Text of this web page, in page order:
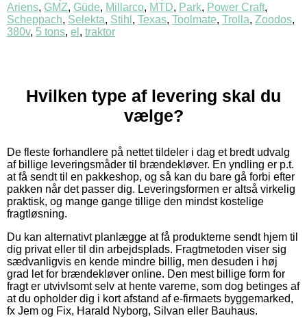
Ariens, GMZ, Güde, Millarco, MTD, Park, Power Craft,
Scheppach, Selekta, Stihl , Texas, Toolmate, Trolla, Zoodos,
380v, 5 tons, el , traktor
Hvilken type af levering skal du
vælge?
De fleste forhandlere på nettet tildeler i dag et bredt udvalg
af billige leveringsmåder til brændekløver. En yndling er p.t.
at få sendt til en pakkeshop, og så kan du bare gå forbi efter
pakken når det passer dig. Leveringsformen er altså virkelig
praktisk, og mange gange tillige den mindst kostelige
fragtløsning.
Du kan alternativt planlægge at få produkterne sendt hjem til
dig privat eller til din arbejdsplads. Fragtmetoden viser sig
sædvanligvis en kende mindre billig, men desuden i høj
grad let for brændekløver online. Den mest billige form for
fragt er utvivlsomt selv at hente varerne, som dog betinges af
at du opholder dig i kort afstand af e-firmaets byggemarked,
fx Jem og Fix, Harald Nyborg, Silvan eller Bauhaus.